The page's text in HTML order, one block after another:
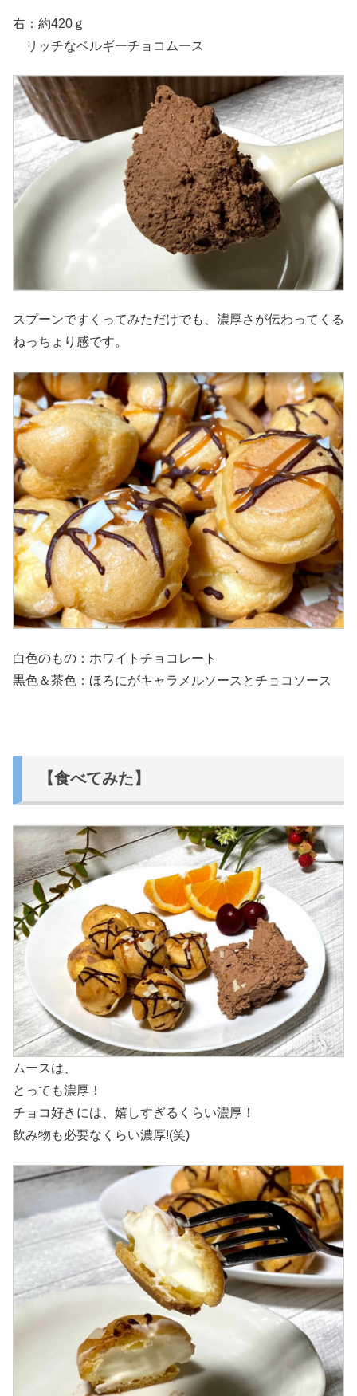
右：約420ｇ
リッチなベルギーチョコムース
スプーンですくってみただけでも、濃厚さが伝わってくる
ねっちょり感です。
白色のもの：ホワイトチョコレート
黒色＆茶色：ほろにがキャラメルソースとチョコソース
【食べてみた】
ムースは、
とっても濃厚！
チョコ好きには、嬉しすぎるくらい濃厚！
飲み物も必要なくらい濃厚!(笑)